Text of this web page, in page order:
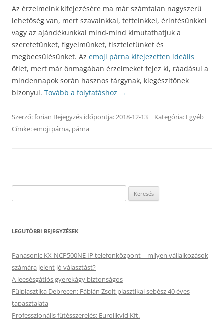
Az érzelmeink kifejezésére ma már számtalan nagyszerű
lehetőség van, mert szavainkkal, tetteinkkel, érintésünkkel
vagy az ajándékunkkal mind-mind kimutathatjuk a
szeretetünket, figyelmünket, tiszteletünket és
megbecsülésünket. Az emoji párna kifejezetten ideális
ötlet, mert már önmagában érzelmeket fejez ki, ráadásul a
mindennapok során hasznos tárgynak, kiegészítőnek
bizonyul. Tovább a folytatáshoz →
Szerző:forian Bejegyzés időpontja:2018-12-13 | Kategória: Egyéb |
Címke:emoji párna, párna
LEGUTÓBBI BEJEGYZÉSEK
Panasonic KX-NCP500NE IP telefonközpont – milyen vállalkozások
számára jelent jó választást?
A leesésgátlós gyerekágy biztonságos
Fülplasztika Debrecen: Fábián Zsolt plasztikai sebész 40 éves
tapasztalata
Professzionális fűtésszerelés: Eurolikvid Kft.